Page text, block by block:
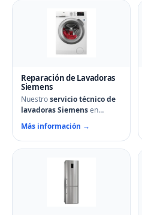
Reparación de Lavadoras
Siemens
Nuestroservicio técnico de
lavadoras Siemensen
Dueñas soluciona cualquier
avería: problemas de
centrifugado, fugas de agua,
arranque o problemas de
especializados con repuestos
originales Siemens y
reparación el mismo día.
Más información →